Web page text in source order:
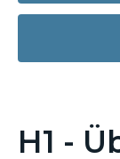
H1 -